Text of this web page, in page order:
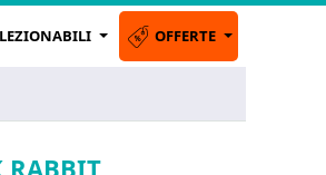
OFFERTE
RABBIT